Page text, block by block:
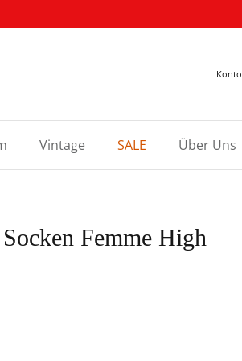
Konto
Vintage SALE Über Uns
Femme High